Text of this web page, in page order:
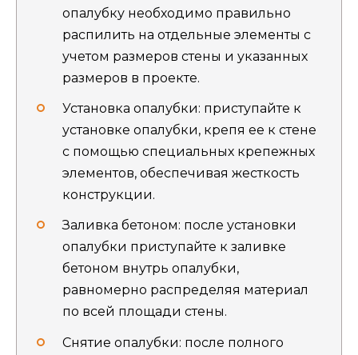
опалубку необходимо правильно
распилить на отдельные элементы с
учетом размеров стены и указанных
размеров в проекте.
Установка опалубки: приступайте к
установке опалубки, крепя ее к стене
с помощью специальных крепежных
элементов, обеспечивая жесткость
конструкции.
Заливка бетоном: после установки
опалубки приступайте к заливке
бетоном внутрь опалубки,
равномерно распределяя материал
по всей площади стены.
Снятие опалубки: после полного